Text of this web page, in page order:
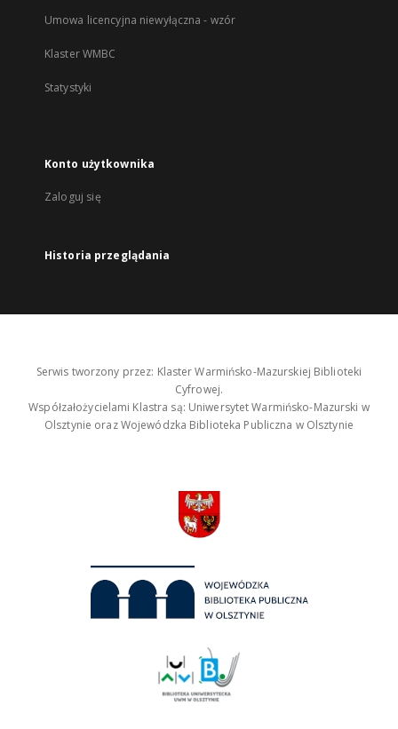
Umowa licencyjna niewyłączna - wzór
Klaster WMBC
Statystyki
Konto użytkownika
Zaloguj się
Historia przeglądania
Serwis tworzony przez: Klaster Warmińsko-Mazurskiej Biblioteki
Cyfrowej.
Współzałożycielami Klastra są: Uniwersytet Warmińsko-Mazurski w
Olsztynie oraz Wojewódzka Biblioteka Publiczna w Olsztynie